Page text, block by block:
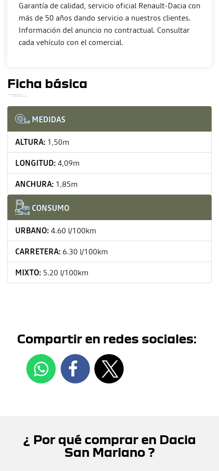
Garantía de calidad, servicio oficial Renault-Dacia con
más de 50 años dando servicio a nuestros clientes.
Información del anuncio no contractual. Consultar
Ficha básica
MEDIDAS
ALTURA: 1,50m
LONGITUD:4,09m
ANCHURA: 1,85m
CONSUMO
URBANO:4.60 l/100km
CARRETERA:6.30 l/100km
MIXTO: 5.20 l/100km
Compartir en redes sociales:
¿ Por qué comprar en Dacia
San Mariano ?